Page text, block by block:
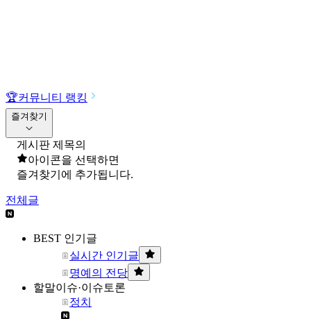
🏆커뮤니티 랭킹
즐겨찾기
게시판 제목의
아이콘을 선택하면
즐겨찾기에 추가됩니다.
전체글
BEST 인기글
실시간 인기글
명예의 전당
할말이슈·이슈토론
정치